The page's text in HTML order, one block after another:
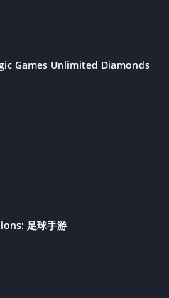
Games Unlimited Diamonds
足球手游